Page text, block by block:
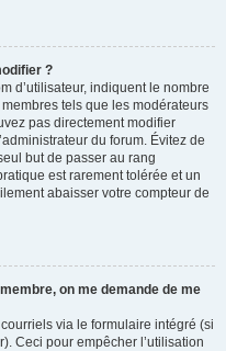
?
d’utilisateur, indiquent le nombre
tels que les modérateurs
pas directement modifier
du forum. Évitez de
but de passer au rang
est rarement tolérée et un
abaisser votre compteur de
on me demande de me
via le formulaire intégré (si
Ceci pour empêcher l’utilisation